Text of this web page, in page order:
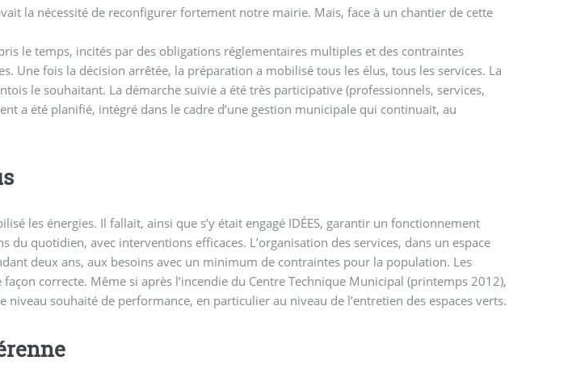
la nécessité de reconfigurer fortement notre mairie. Mais, face à un chantier de cette
le temps, incités par des obligations réglementaires multiples et des contraintes
Une fois la décision arrêtée, la préparation a mobilisé tous les élus, tous les services. La
le souhaitant. La démarche suivie a été très participative (professionnels, services,
a été planifié, intégré dans le cadre d’une gestion municipale qui continuait, au
les énergies. Il fallait, ainsi que s’y était engagé IDÉES, garantir un fonctionnement
du quotidien, avec interventions efficaces. L’organisation des services, dans un espace
deux ans, aux besoins avec un minimum de contraintes pour la population. Les
correcte. Même si après l’incendie du Centre Technique Municipal (printemps 2012),
niveau souhaité de performance, en particulier au niveau de l’entretien des espaces verts.